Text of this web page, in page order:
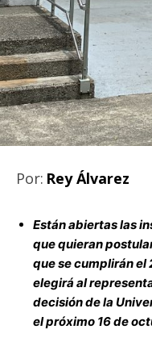
Por: Rey Álvarez
Están abiertas las
que quieran
que se cumplirán el
elegirá al
decisión de la
el próximo 16 de